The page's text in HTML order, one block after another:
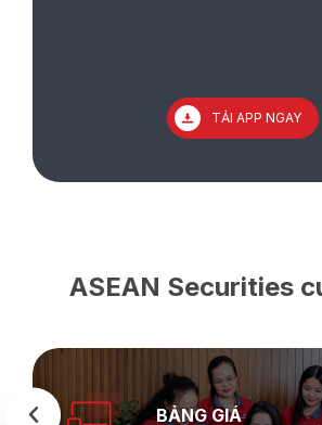
TẢI APP NGAY
ASEAN Securities
BẢNG GIÁ